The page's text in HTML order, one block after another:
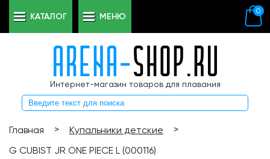
Интернет-магазин товаров для плавания
0
КАТАЛОГ МЕНЮ
Главная > Купальники детские
>
G CUBIST JR ONE PIECE L (000116)